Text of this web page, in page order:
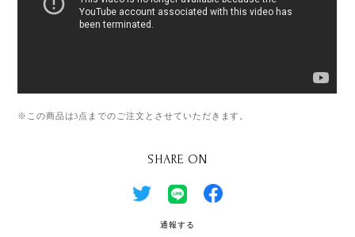
※この商品は3点までのご注文とさせていただきます。
SHARE ON
通報する